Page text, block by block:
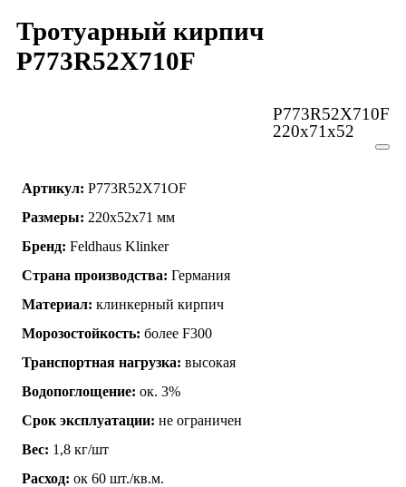
Тротуарный кирпич
P773R52X710F
P773R52X710F
220x71x52
Артикул: P773R52X71OF
Размеры: 220x52x71 мм
Бренд: Feldhaus Klinker
Страна производства: Германия
Материал: клинкерный кирпич
Морозостойкость: более F300
Транспортная нагрузка: высокая
Водопоглощение: ок. 3%
Срок эксплуатации: не ограничен
Вес: 1,8 кг/шт
Расход: ок 60 шт./кв.м.